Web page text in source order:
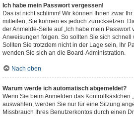
Ich habe mein Passwort vergessen!
Das ist nicht schlimm! Wir können Ihnen zwar
mitteilen, Sie können es jedoch zurücksetzen.
der Anmelde-Seite auf „Ich habe mein Passwort
Anweisungen folgen. So sollten Sie sich
Sollten Sie trotzdem nicht in der Lage sein, Ihr
wenden Sie sich an die Board-Administration.
Nach oben
Warum werde ich automatisch abgemeldet?
Wenn Sie beim Anmelden das Kontrollkästchen
auswählen, werden Sie nur für eine Sitzung
Missbrauch Ihres Benutzerkontos durch einen